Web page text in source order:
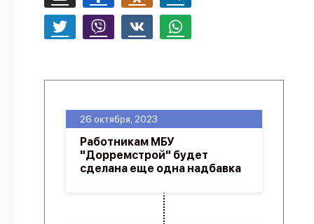
26 октября, 2023
Работникам МБУ
"Дорремстрой" будет
сделана еще одна надбавка